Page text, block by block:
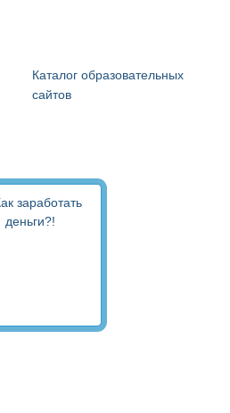
Каталог образовательных
сайтов